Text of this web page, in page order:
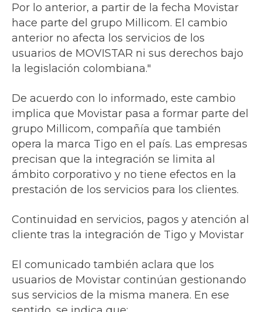
Por lo anterior, a partir de la fecha Movistar
hace parte del grupo Millicom. El cambio
anterior no afecta los servicios de los
usuarios de MOVISTAR ni sus derechos bajo
la legislación colombiana."
De acuerdo con lo informado, este cambio
implica que Movistar pasa a formar parte del
grupo Millicom, compañía que también
opera la marca Tigo en el país. Las empresas
precisan que la integración se limita al
ámbito corporativo y no tiene efectos en la
prestación de los servicios para los clientes.
Continuidad en servicios, pagos y atención al
cliente tras la integración de Tigo y Movistar
El comunicado también aclara que los
usuarios de Movistar continúan gestionando
sus servicios de la misma manera. En ese